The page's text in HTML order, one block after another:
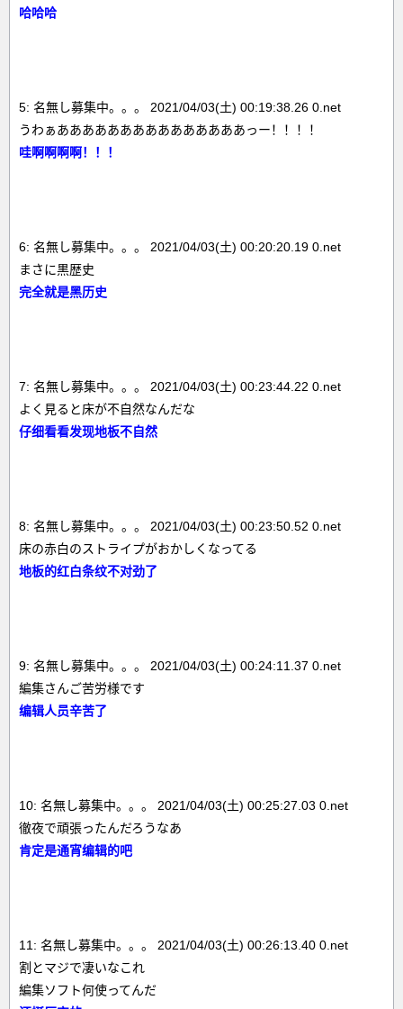
哈哈哈
5: 名無し募集中。。。 2021/04/03(土) 00:19:38.26 0.net
うわぁあああああああああああああああっー！！！！
哇啊啊啊啊！！！
6: 名無し募集中。。。 2021/04/03(土) 00:20:20.19 0.net
まさに黒歴史
完全就是黑历史
7: 名無し募集中。。。 2021/04/03(土) 00:23:44.22 0.net
よく見ると床が不自然なんだな
仔细看看发现地板不自然
8: 名無し募集中。。。 2021/04/03(土) 00:23:50.52 0.net
床の赤白のストライプがおかしくなってる
地板的红白条纹不对劲了
9: 名無し募集中。。。 2021/04/03(土) 00:24:11.37 0.net
編集さんご苦労様です
编辑人员辛苦了
10: 名無し募集中。。。 2021/04/03(土) 00:25:27.03 0.net
徹夜で頑張ったんだろうなあ
肯定是通宵编辑的吧
11: 名無し募集中。。。 2021/04/03(土) 00:26:13.40 0.net
割とマジで凄いなこれ
編集ソフト何使ってんだ